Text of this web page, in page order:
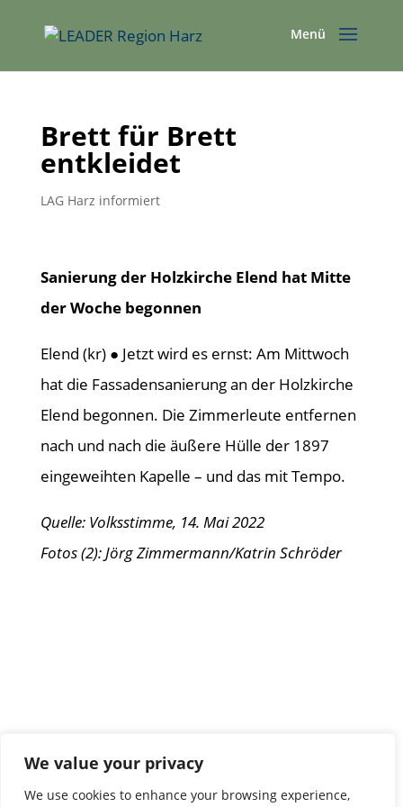
We value your privacy
We use cookies to enhance your browsing experience,
Brett für Brett
entkleidet
LAG Harz informiert
Sanierung der Holzkirche Elend hat Mitte
der Woche begonnen
Elend (kr) ● Jetzt wird es ernst: Am Mittwoch
hat die Fassadensanierung an der Holzkirche
Elend begonnen. Die Zimmerleute entfernen
nach und nach die äußere Hülle der 1897
eingeweihten Kapelle – und das mit Tempo.
Quelle: Volksstimme, 14. Mai 2022
Fotos (2): Jörg Zimmermann/Katrin Schröder